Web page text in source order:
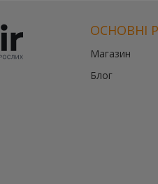
ОСНОВНІ
Магазин
Блог